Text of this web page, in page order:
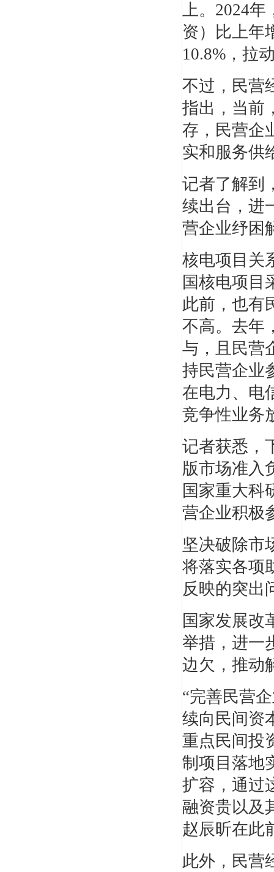
上。2024年
资）比上年
10.8%，拉
不过，民营
指出，当前
存，民营企
实和服务供
记者了解到
续出台，进
营企业纾困
核电项目关
国核电项目
此前，也有
不高。去年
与，且民营
持民营企业
在电力、电
竞争性业务
记者获悉，
版市场准入
国家重大科
营企业积极
坚决破除市
将落实各项
反映的突出
国家发展改
举措，进一
边欠，推动
“完善民营
续向民间资
重点民间投
制项目落地
扩容，通过
融资贵以及
赵辰昕在此
此外，民营